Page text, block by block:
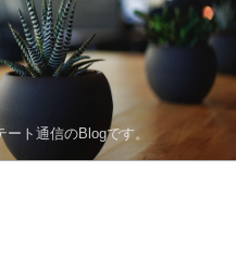
ト通信のBlogです。